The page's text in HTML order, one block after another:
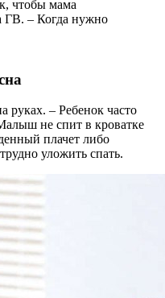
чтобы мама
ГВ. – Когда нужно
руках. – Ребенок часто
не спит в кроватке
плачет либо
уложить спать.